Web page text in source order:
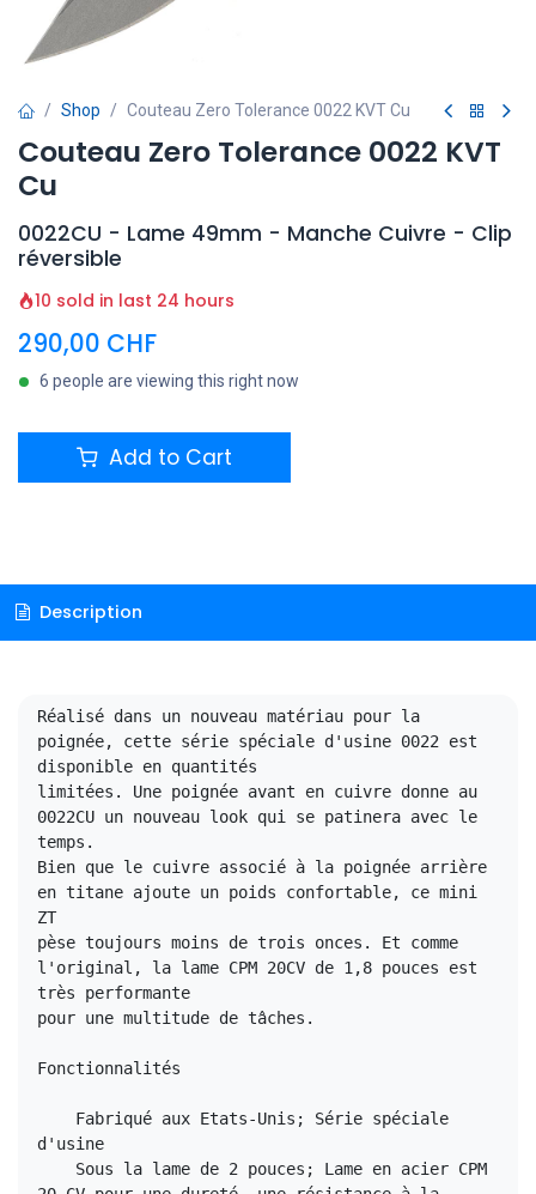
Shop Couteau Zero Tolerance 0022 KVT Cu
Couteau Zero Tolerance 0022 KVT
Cu
0022CU - Lame 49mm - Manche Cuivre - Clip
réversible
10 sold in last 24 hours
290,00 CHF
6 people are viewing this right now
Add to Cart
Description
Réalisé dans un nouveau matériau pour la
poignée, cette série spéciale d'usine 0022 est
disponible en quantités
limitées. Une poignée avant en cuivre donne au
0022CU un nouveau look qui se patinera avec le
temps.
Bien que le cuivre associé à la poignée arrière
en titane ajoute un poids confortable, ce mini
ZT
pèse toujours moins de trois onces. Et comme
l'original, la lame CPM 20CV de 1,8 pouces est
très performante
pour une multitude de tâches.
Fonctionnalités
d'usine